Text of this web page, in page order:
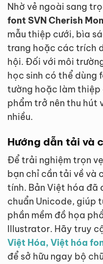
Nhờ vẻ ngoài sang
font SVN Cherish
mẫu thiệp cưới, bìa
trang hoặc các trích
hội. Đối với môi
học sinh có thể dùng
tường hoặc làm thiệp
phẩm trở nên thu hút
nhiều.
Hướng dẫn tải và
Để trải nghiệm trọn
bạn chỉ cần tải về và
tính. Bản Việt hóa đã
chuẩn Unicode, giúp
phần mềm đồ họa
Illustrator. Hãy truy
Việt Hóa, Việt hóa
để sở hữu ngay bộ